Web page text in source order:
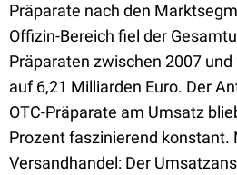
Präparate nach den
Offizin-Bereich fiel der
Präparaten zwischen 2007
auf 6,21 Milliarden Euro. Der
OTC-Präparate am Umsatz
Prozent faszinierend konstant.
Versandhandel: Der